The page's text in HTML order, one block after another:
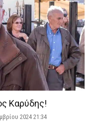
Καρύδης!
2024 21:34